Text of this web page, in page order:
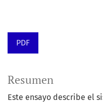
PDF
Resumen
Este ensayo describe el